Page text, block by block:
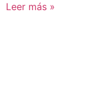
Leer más »